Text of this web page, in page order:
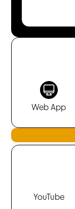
Web App
YouTube